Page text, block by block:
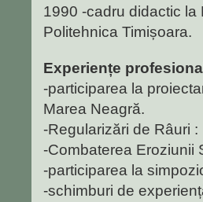
1990 -cadru didactic
Politehnica Timișoara.
Experiențe
-participarea la
Marea Neagră.
-Regularizări de Râuri
-Combaterea Eroziunii
-participarea la
-schimburi de